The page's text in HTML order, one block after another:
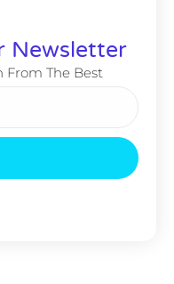
Newsletter
From The Best